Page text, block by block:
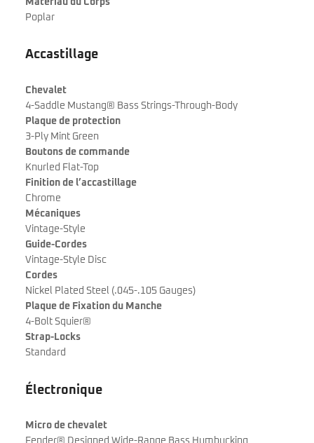
Matériau du Corps
Poplar
Accastillage
Chevalet
4-Saddle Mustang® Bass Strings-Through-Body
Plaque de protection
3-Ply Mint Green
Boutons de commande
Knurled Flat-Top
Finition de l’accastillage
Chrome
Mécaniques
Vintage-Style
Guide-Cordes
Vintage-Style Disc
Cordes
Nickel Plated Steel (.045-.105 Gauges)
Plaque de Fixation du Manche
4-Bolt Squier®
Strap-Locks
Standard
Électronique
Micro de chevalet